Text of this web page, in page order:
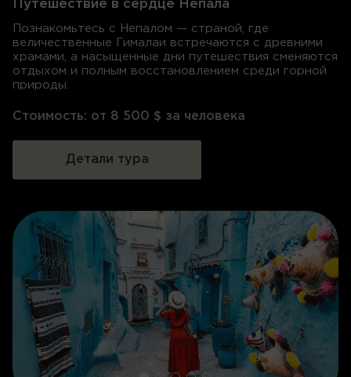
Путешествие в сердце Непала
Познакомьтесь с Непалом — страной, где
величественные Гималаи встречаются с древними
храмами, а насыщенные дни путешествия сменяются
отдыхом и полным восстановлением среди горной
природы.
Стоимость: от 8 500 $ за человека
Детали тура